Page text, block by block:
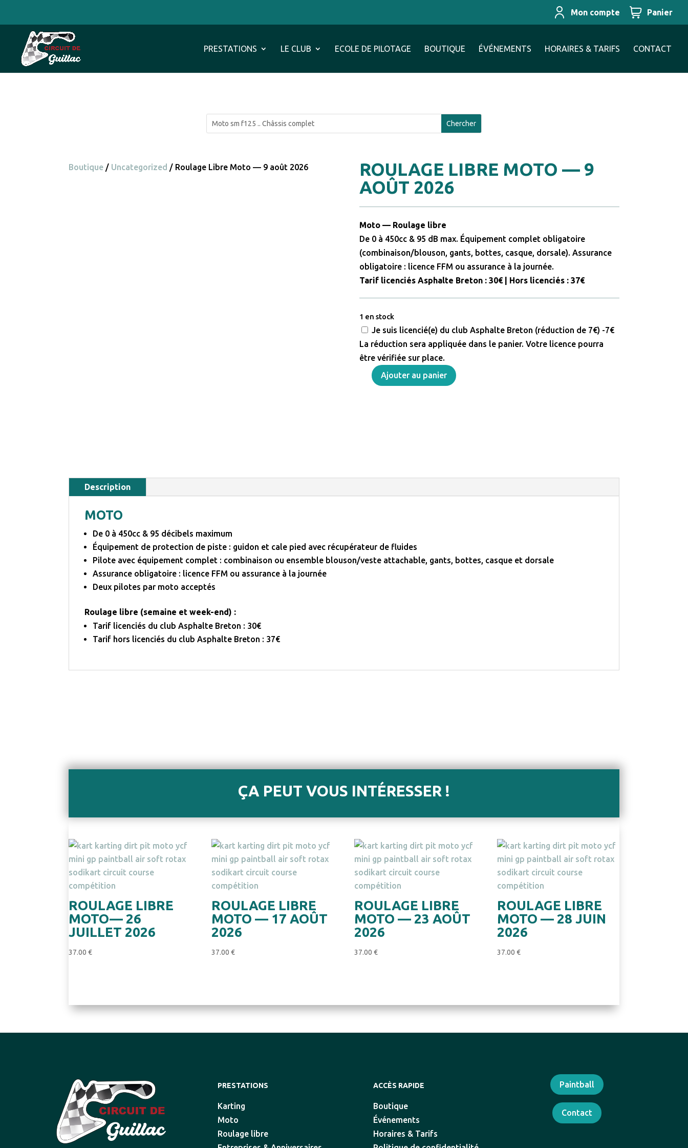
Mon compte Panier
PRESTATIONS LE CLUB ECOLE DE PILOTAGE BOUTIQUE ÉVÉNEMENTS HORAIRES & TARIFS CONTACT
Boutique / Uncategorized / Roulage Libre Moto — 9 août 2026
ROULAGE LIBRE MOTO — 9
AOÛT 2026
Moto — Roulage libre
De 0 à 450cc & 95 dB max. Équipement complet obligatoire
(combinaison/blouson, gants, bottes, casque, dorsale). Assurance
obligatoire : licence FFM ou assurance à la journée.
Tarif licenciés Asphalte Breton : 30€ | Hors licenciés : 37€
1 en stock
Je suis licencié(e) du club Asphalte Breton (réduction de 7€) -7€
La réduction sera appliquée dans le panier. Votre licence pourra
être vérifiée sur place.
quantité
août
Ajouter au panier
Description
MOTO
De 0 à 450cc & 95 décibels maximum
Équipement de protection de piste : guidon et cale pied avec récupérateur de fluides
Pilote avec équipement complet : combinaison ou ensemble blouson/veste attachable, gants, bottes, casque et dorsale
Assurance obligatoire : licence FFM ou assurance à la journée
Deux pilotes par moto acceptés
Roulage libre (semaine et week-end) :
Tarif licenciés du club Asphalte Breton : 30€
Tarif hors licenciés du club Asphalte Breton : 37€
ÇA PEUT VOUS INTÉRESSER !
PRODUITS SIMILAIRES
ROULAGE LIBRE
MOTO— 26
JUILLET 2026
37.00€
ROULAGE LIBRE
MOTO — 17 AOÛT
2026
37.00€
ROULAGE LIBRE
MOTO — 23 AOÛT
2026
37.00€
ROULAGE LIBRE
MOTO — 28 JUIN
2026
37.00€
PRESTATIONS
Karting
Moto
Roulage libre
ACCÈS RAPIDE
Boutique
Événements
Horaires & Tarifs
Paintball
Contact